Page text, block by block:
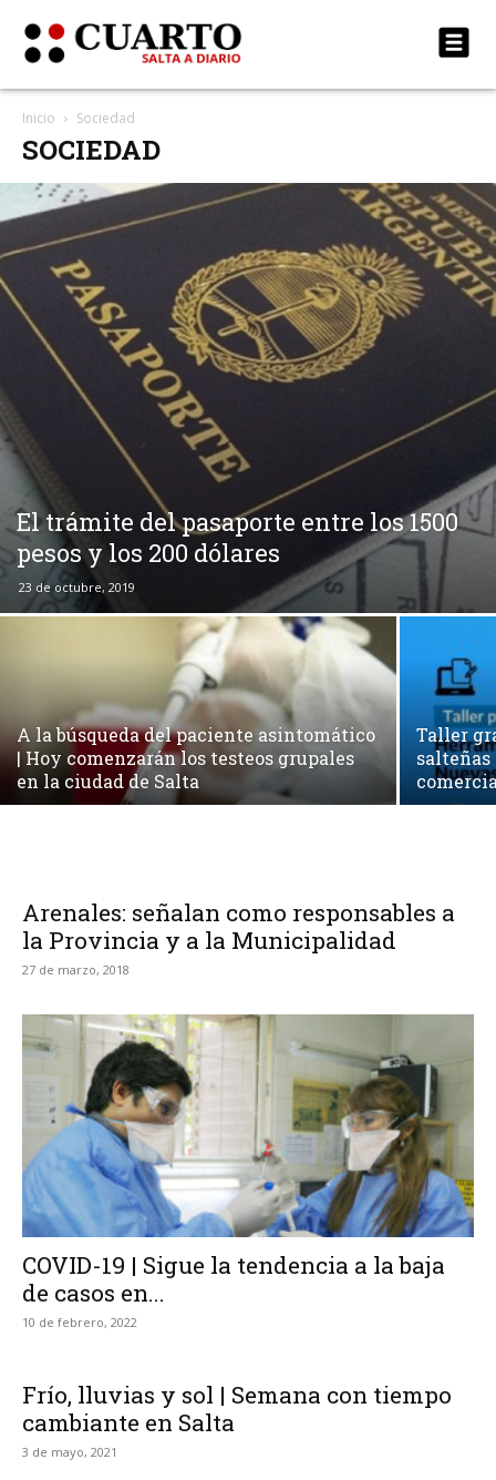
Inicio Sociedad
SOCIEDAD
El trámite del pasaporte entre los 1500
pesos y los 200 dólares
23 de octubre, 2019
A la búsqueda del paciente asintomático
| Hoy comenzarán los testeos grupales
en la ciudad de Salta
Taller
Arenales: señalan como responsables a
la Provincia y a la Municipalidad
27 de marzo, 2018
COVID-19 | Sigue la tendencia a la baja
de casos en...
10 de febrero, 2022
Frío, lluvias y sol | Semana con tiempo
cambiante en Salta
3 de mayo, 2021